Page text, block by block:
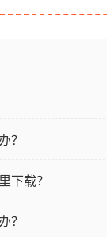
？
下载？
？